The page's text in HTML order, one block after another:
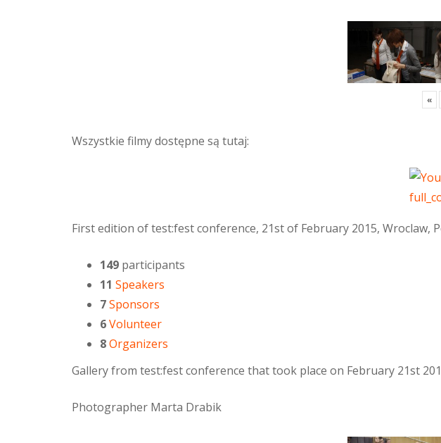
«
Wszystkie filmy dostępne są tutaj:
First edition of test:fest conference, 21st of February 2015, Wroclaw,
149 participants
11 Speakers
7Sponsors
6Volunteer
8Organizers
Gallery from test:fest conference that took place on February 21st
Photographer Marta Drabik